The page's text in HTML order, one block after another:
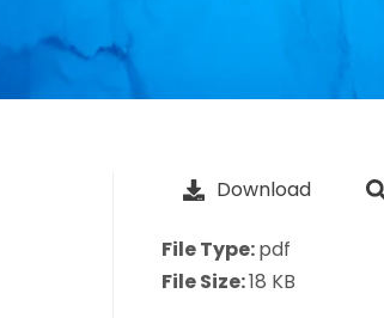
Download
File Type:pdf
File Size:18 KB